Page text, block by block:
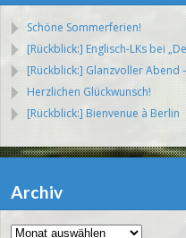
Schöne Sommerferien!
[Rückblick:] Englisch-LKs bei
[Rückblick:] Glanzvoller Abend
Herzlichen Glückwunsch!
[Rückblick:] Bienvenue à Berlin
Archiv
Archiv